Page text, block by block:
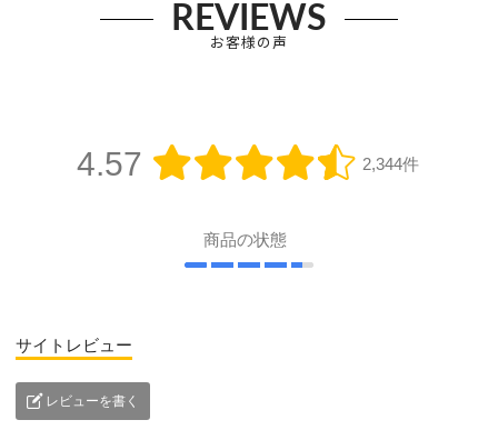
REVIEWS
お客様の声
4.57 2,344件
商品の状態
サイトレビュー
レビューを書く